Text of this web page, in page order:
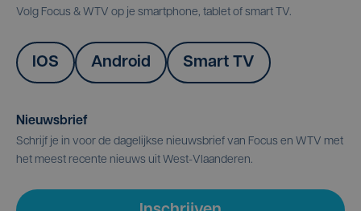
Volg Focus & WTV op je smartphone, tablet of smart TV.
IOS Android Smart TV
Nieuwsbrief
Schrijf je in voor de dagelijkse nieuwsbrief van Focus en WTV met
het meest recente nieuws uit West-Vlaanderen.